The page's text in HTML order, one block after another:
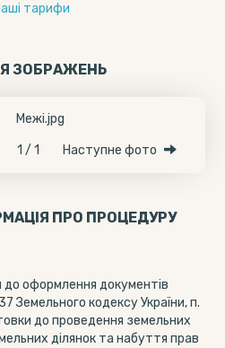
тарифи
ЗОБРАЖЕНЬ
1 / 1 Наступне фото
ПРО ПРОЦЕДУРУ
до оформлення документів
Земельного кодексу України, п.
до проведення земельних
ділянок та набуття прав